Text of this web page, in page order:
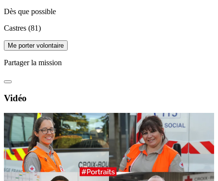
Dès que possible
Castres (81)
Me porter volontaire
Partager la mission
Vidéo